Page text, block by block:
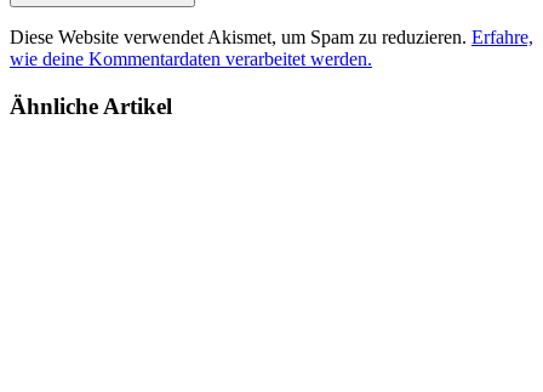
Diese Website verwendet Akismet, um Spam zu reduzieren. Erfahre,
wie deine Kommentardaten verarbeitet werden.
Ähnliche Artikel